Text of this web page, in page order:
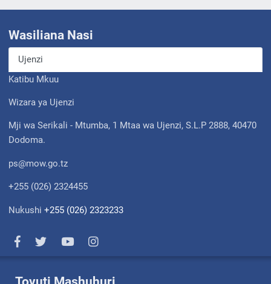
Wasiliana Nasi
Ujenzi
Katibu Mkuu
Wizara ya Ujenzi
Mji wa Serikali - Mtumba, 1 Mtaa wa Ujenzi, S.L.P 2888, 40470
Dodoma.
ps@mow.go.tz
+255 (026) 2324455
Nukushi+255 (026) 2323233